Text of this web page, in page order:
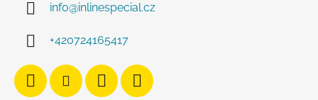
info@inlinespecial.cz
+420724165417